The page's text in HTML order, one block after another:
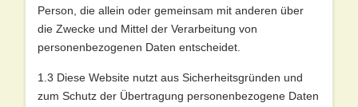
Person, die allein oder gemeinsam mit anderen über
die Zwecke und Mittel der Verarbeitung von
personenbezogenen Daten entscheidet.
1.3 Diese Website nutzt aus Sicherheitsgründen und
zum Schutz der Übertragung personenbezogene Daten